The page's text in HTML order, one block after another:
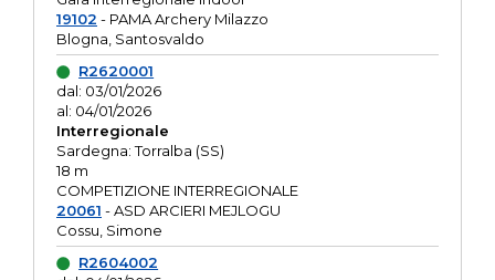
19102 - PAMA Archery Milazzo
Blogna, Santosvaldo
R2620001
dal: 03/01/2026
al: 04/01/2026
Interregionale
Sardegna: Torralba (SS)
18 m
COMPETIZIONE INTERREGIONALE
20061 - ASD ARCIERI MEJLOGU
Cossu, Simone
R2604002